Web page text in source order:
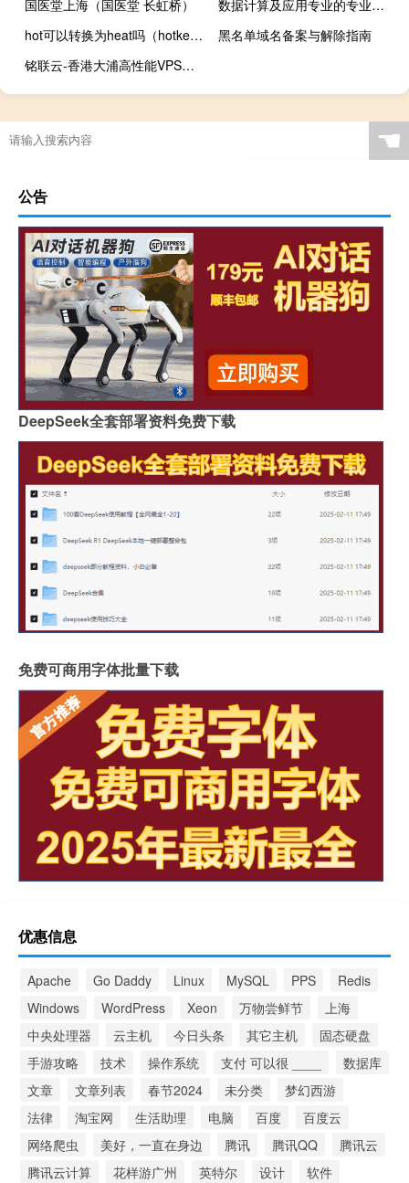
国医堂上海（国医堂 长虹桥）
数据计算及应用专业的专业代码是什么
hot可以转换为heat吗（hotkey驱动）
黑名单域名备案与解除指南
铭联云-香港大浦高性能VPS，CN2高速线路，首月9.9元，浙江金华/湖北十堰100G高防云39元/月起
☚
公告
DeepSeek全套部署资料免费下载
免费可商用字体批量下载
优惠信息
Apache Go Daddy Linux MySQL PPS
Redis
Windows
WordPress Xeon 万物尝鲜节
上海
中央处理器
云主机 今日头条 其它主机
固态硬盘
手游攻略
技术 操作系统 支付 可以很 ____
数据库
文章
文章列表 春节2024 未分类
梦幻西游
法律
淘宝网 生活助理 电脑 百度
百度云
网络爬虫
美好，一直在身边 腾讯 腾讯QQ
腾讯云
腾讯云计算
花样游广州 英特尔 设计
软件